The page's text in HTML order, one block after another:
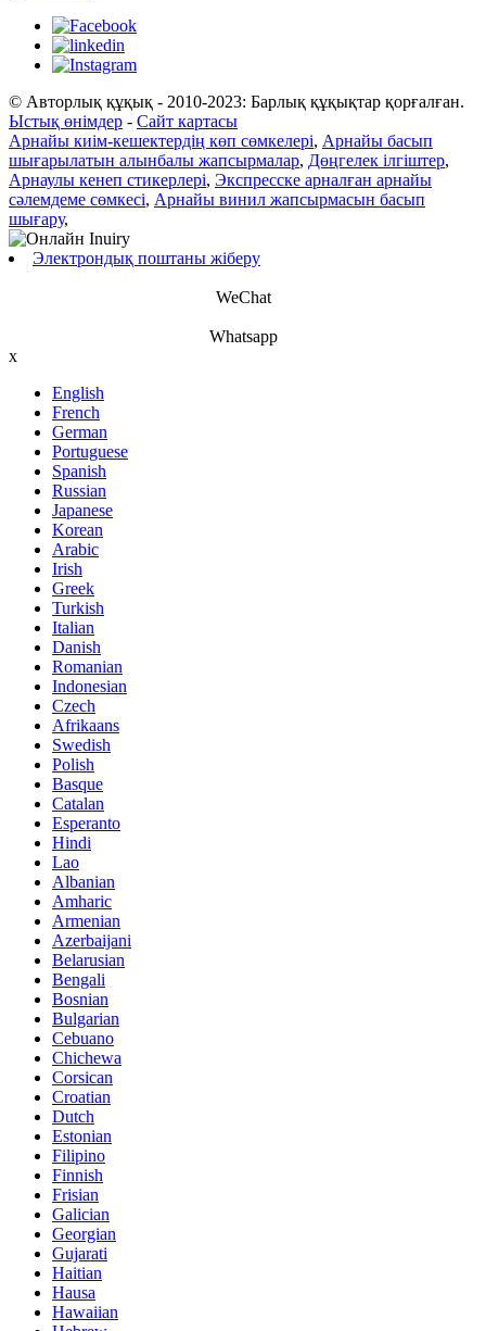
© Авторлық құқық - 2010-2023: Барлық құқықтар қорғалған.
Ыстық өнімдер - Сайт картасы
Арнайы киім-кешектердің көп сөмкелері, Арнайы басып
шығарылатын алынбалы жапсырмалар, Дөңгелек ілгіштер,
Арнаулы кенеп стикерлері, Экспресске арналған арнайы
сәлемдеме сөмкесі, Арнайы винил жапсырмасын басып
шығару,
Электрондық поштаны жіберу
WeChat
Whatsapp
x
English
French
German
Portuguese
Spanish
Russian
Japanese
Korean
Arabic
Irish
Greek
Turkish
Italian
Danish
Romanian
Indonesian
Czech
Afrikaans
Swedish
Polish
Basque
Catalan
Esperanto
Hindi
Lao
Albanian
Amharic
Armenian
Azerbaijani
Belarusian
Bengali
Bosnian
Bulgarian
Cebuano
Chichewa
Corsican
Croatian
Dutch
Estonian
Filipino
Finnish
Frisian
Galician
Georgian
Gujarati
Haitian
Hausa
Hawaiian